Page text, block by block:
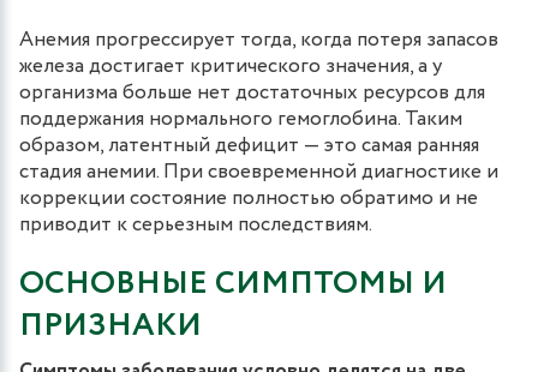
Анемия прогрессирует тогда, когда потеря запасов
железа достигает критического значения, а у
организма больше нет достаточных ресурсов для
поддержания нормального гемоглобина. Таким
образом, латентный дефицит — это самая ранняя
стадия анемии. При своевременной диагностике и
коррекции состояние полностью обратимо и не
приводит к серьезным последствиям.
ОСНОВНЫЕ СИМПТОМЫ И
ПРИЗНАКИ